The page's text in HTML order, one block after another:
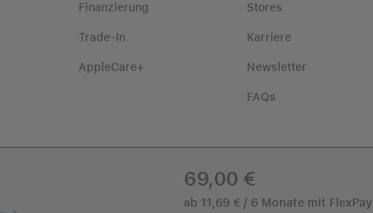
Finanzierung
Trade-In
AppleCare+
Stores
Karriere
Newsletter
FAQs
69,00 €
ab 11,69 € / 6 Monate mit FlexPay